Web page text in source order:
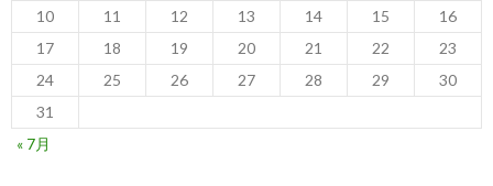
10 11 12 13 14 15
16
17
18 19 20 21 22
23
24
25 26 27 28 29
30
31
« 7月